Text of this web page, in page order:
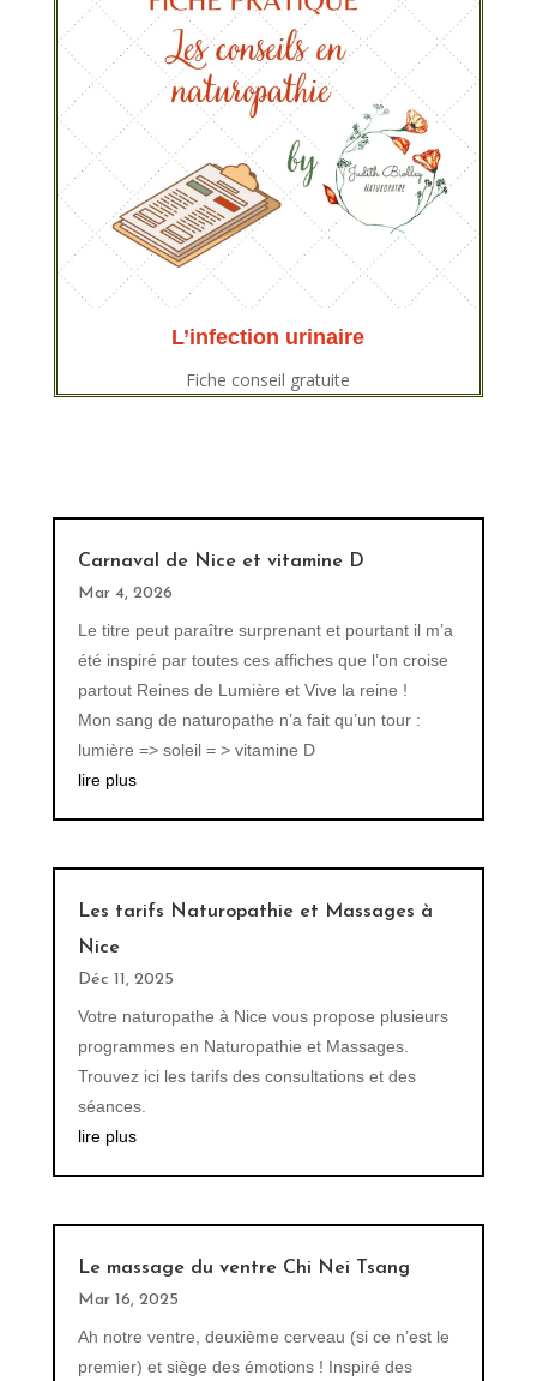
L’infection urinaire
Fiche conseil gratuite
Carnaval de Nice et vitamine D
Mar 4, 2026
Le titre peut paraître surprenant et pourtant il m’a
été inspiré par toutes ces affiches que l’on croise
partout Reines de Lumière et Vive la reine !
Mon sang de naturopathe n’a fait qu’un tour :
lumière => soleil = > vitamine D
lire plus
Les tarifs Naturopathie et Massages à
Nice
Déc 11, 2025
Votre naturopathe à Nice vous propose plusieurs
programmes en Naturopathie et Massages.
Trouvez ici les tarifs des consultations et des
séances.
lire plus
Le massage du ventre Chi Nei Tsang
Mar 16, 2025
Ah notre ventre, deuxième cerveau (si ce n’est le
premier) et siège des émotions ! Inspiré des